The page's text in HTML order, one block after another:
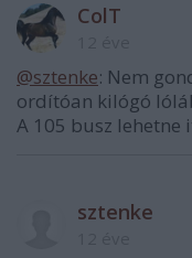
ColT
@sztenke: Nem
ordítóan kilógó
A 105 busz lehetne
sztenke